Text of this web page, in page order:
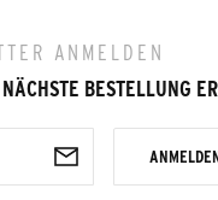
ANMELDEN
BESTELLUNG